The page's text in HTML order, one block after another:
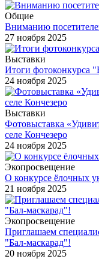
Общие
Вниманию
27 ноября 2025
Выставки
Итоги фотоконкурса
24 ноября 2025
Выставки
Фотовыставка
селе Кончезеро
24 ноября 2025
Экопросвещение
О конкурсе ёлочных
21 ноября 2025
Экопросвещение
Приглашаем
"Бал-маскарад"!
20 ноября 2025